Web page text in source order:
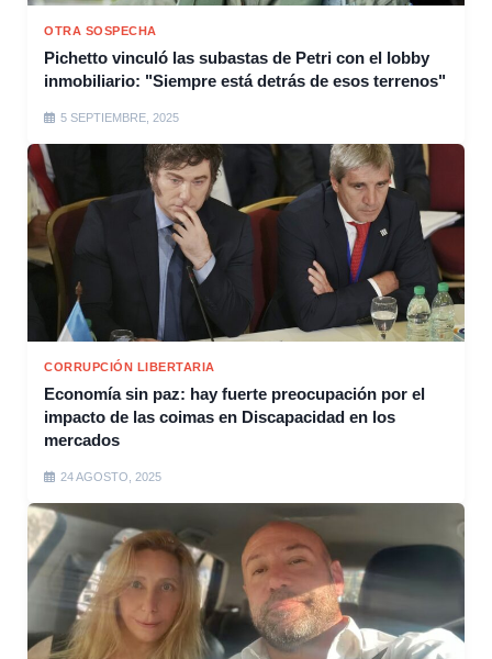
OTRA SOSPECHA
Pichetto vinculó las subastas de Petri con el lobby
inmobiliario: "Siempre está detrás de esos terrenos"
5 SEPTIEMBRE, 2025
CORRUPCIÓN LIBERTARIA
Economía sin paz: hay fuerte preocupación por el
impacto de las coimas en Discapacidad en los
mercados
24 AGOSTO, 2025